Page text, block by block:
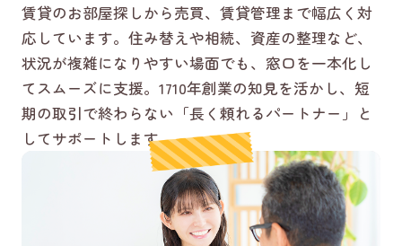
賃貸のお部屋探しから売買、賃貸管理まで幅広く対
応しています。住み替えや相続、資産の整理など、
状況が複雑になりやすい場面でも、窓口を一本化し
てスムーズに支援。1710年創業の知見を活かし、短
期の取引で終わらない「長く頼れるパートナー」と
してサポートします。